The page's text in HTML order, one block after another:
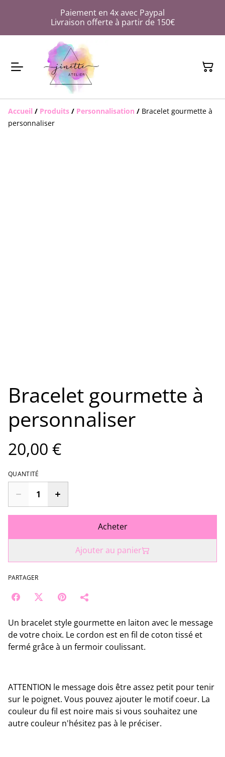
Paiement en 4x avec Paypal
Livraison offerte à partir de 150€
Accueil / Produits / Personnalisation / Bracelet gourmette à
personnaliser
Bracelet gourmette à
personnaliser
20,00 €
QUANTITÉ
Acheter
Ajouter au panier
PARTAGER
Un bracelet style gourmette en laiton avec le message
de votre choix. Le cordon est en fil de coton tissé et
fermé grâce à un fermoir coulissant.
ATTENTION le message dois être assez petit pour tenir
sur le poignet. Vous pouvez ajouter le motif coeur. La
couleur du fil est noire mais si vous souhaitez une
autre couleur n'hésitez pas à le préciser.